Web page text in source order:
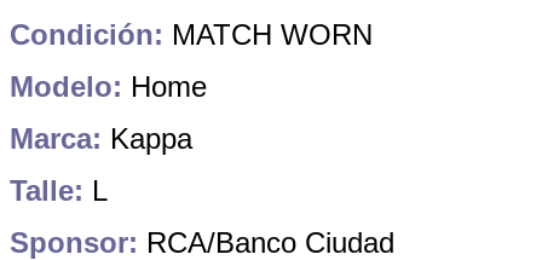
Condición: MATCH WORN
Modelo: Home
Marca: Kappa
Talle: L
Sponsor: RCA/Banco Ciudad